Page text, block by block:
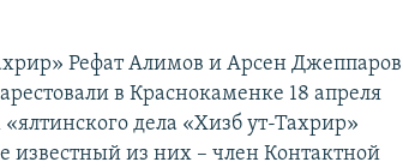
Рефат Алимов и Арсен Джеппаров
в Краснокаменке 18 апреля
дела «Хизб ут-Тахрир»
известный из них – член Контактной